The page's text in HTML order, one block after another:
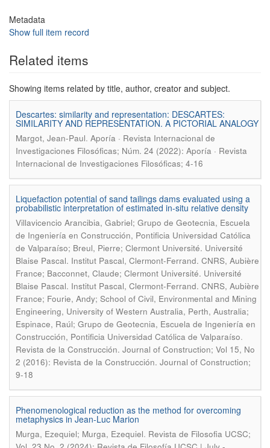
Metadata
Show full item record
Related items
Showing items related by title, author, creator and subject.
Descartes: similarity and representation: DESCARTES:
SIMILARITY AND REPRESENTATION. A PICTORIAL ANALOGY
Margot, Jean-Paul. Aporía · Revista Internacional de
Investigaciones Filosóficas; Núm. 24 (2022): Aporía · Revista
Internacional de Investigaciones Filosóficas; 4-16
Liquefaction potential of sand tailings dams evaluated using a
probabilistic interpretation of estimated in-situ relative density
Villavicencio Arancibia, Gabriel; Grupo de Geotecnia, Escuela
de Ingeniería en Construcción, Pontificia Universidad Católica
de Valparaíso; Breul, Pierre; Clermont Université. Université
Blaise Pascal. Institut Pascal, Clermont-Ferrand. CNRS, Aubière
France; Bacconnet, Claude; Clermont Université. Université
Blaise Pascal. Institut Pascal, Clermont-Ferrand. CNRS, Aubière
France; Fourie, Andy; School of Civil, Environmental and Mining
Engineering, University of Western Australia, Perth, Australia;
Espinace, Raúl; Grupo de Geotecnia, Escuela de Ingeniería en
Construcción, Pontificia Universidad Católica de Valparaíso.
Revista de la Construcción. Journal of Construction; Vol 15, No
2 (2016): Revista de la Construcción. Journal of Construction;
9-18
Phenomenological reduction as the method for overcoming
metaphysics in Jean-Luc Marion
Murga, Ezequiel; Murga, Ezequiel. Revista de Filosofia UCSC;